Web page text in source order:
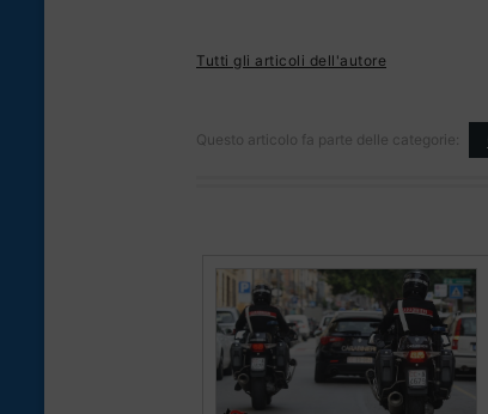
Tutti gli articoli dell'autore
Questo articolo fa parte delle categorie: